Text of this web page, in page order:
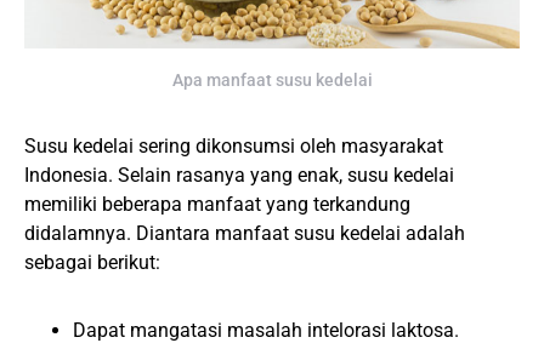
Apa manfaat susu kedelai
Susu kedelai sering dikonsumsi oleh masyarakat
Indonesia. Selain rasanya yang enak, susu kedelai
memiliki beberapa manfaat yang terkandung
didalamnya. Diantara manfaat susu kedelai adalah
sebagai berikut:
Dapat mangatasi masalah intelorasi laktosa.